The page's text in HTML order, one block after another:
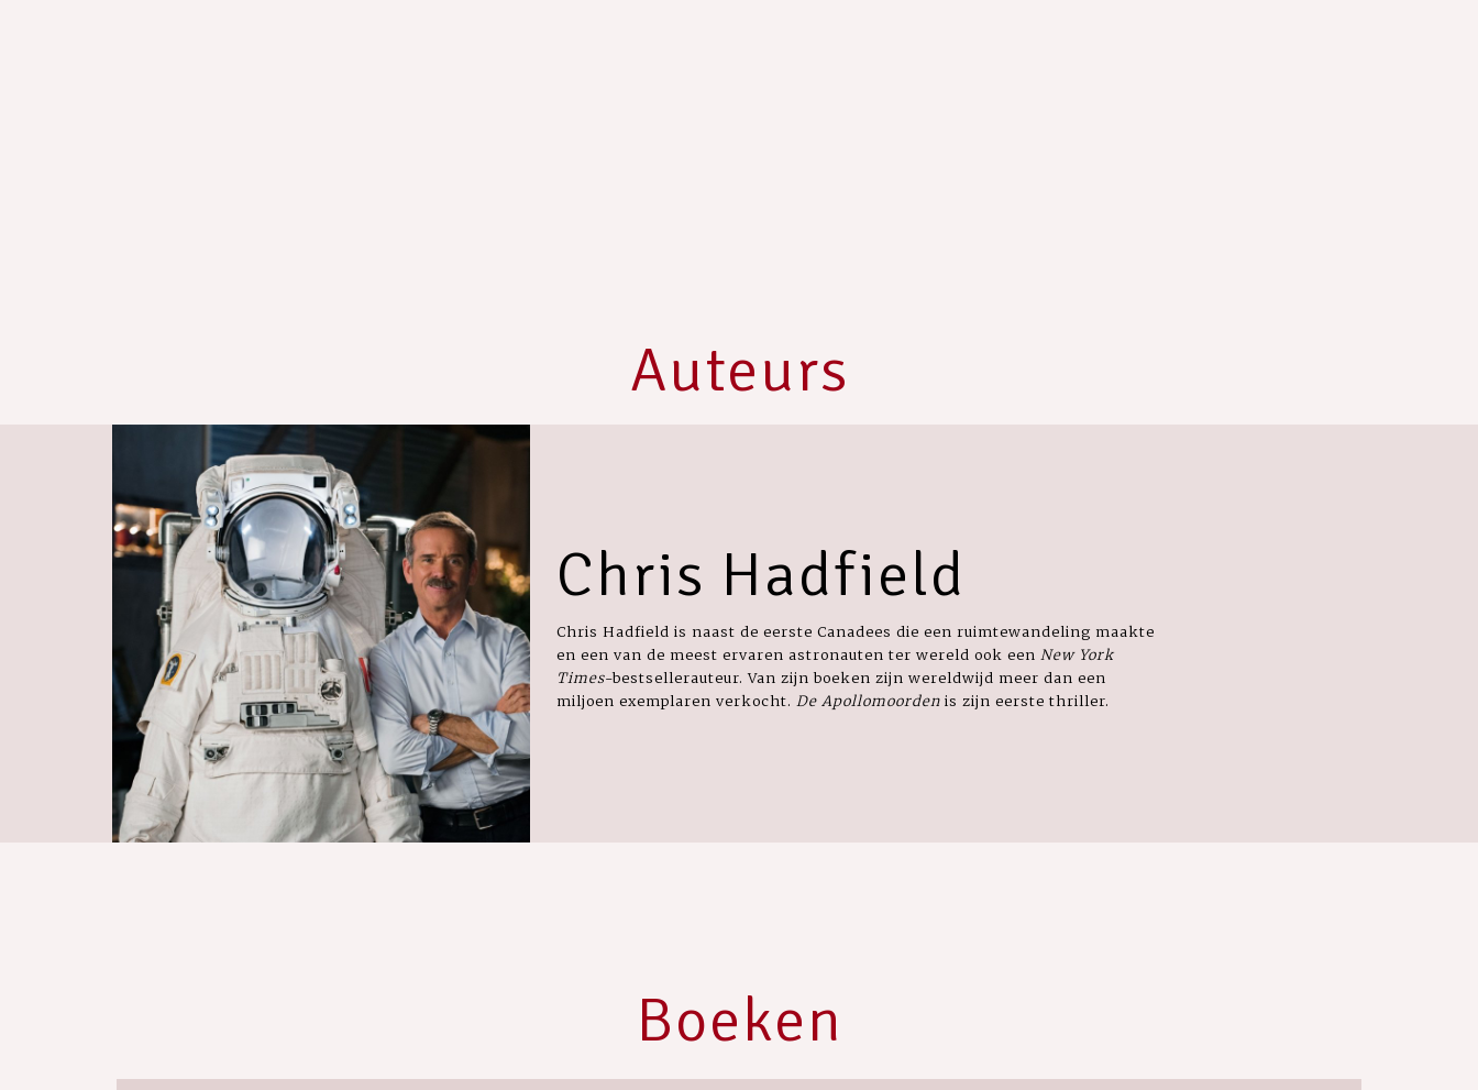
Auteurs
Chris Hadfield
Chris Hadfield is naast de eerste Canadees die een ruimtewandeling maakte
en een van de meest ervaren astronauten ter wereld ook een New York
Times-bestsellerauteur. Van zijn boeken zijn wereldwijd meer dan een
miljoen exemplaren verkocht. De Apollomoorden is zijn eerste thriller.
Boeken